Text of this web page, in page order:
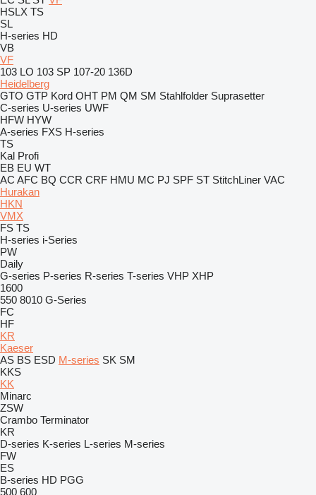
HSLX TS
SL
H-series HD
VB
VF
103 LO 103 SP 107-20 136D
Heidelberg
GTO GTP Kord OHT PM QM SM Stahlfolder Suprasetter
C-series U-series UWF
HFW HYW
A-series FXS H-series
TS
Kal Profi
EB EU WT
AC AFC BQ CCR CRF HMU MC PJ SPF ST StitchLiner VAC
Hurakan
HKN
VMX
FS TS
H-series i-Series
PW
Daily
G-series P-series R-series T-series VHP XHP
1600
550 8010 G-Series
FC
HF
KR
Kaeser
AS BS ESD M-series SK SM
KKS
KK
Minarc
ZSW
Crambo Terminator
KR
D-series K-series L-series M-series
FW
ES
B-series HD PGG
500 600